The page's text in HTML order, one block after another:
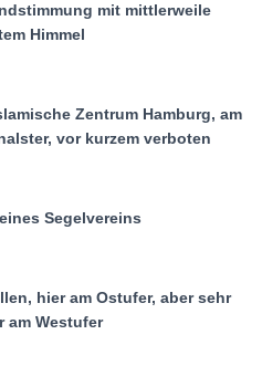
mit mittlerweile
Himmel
Zentrum Hamburg, am
vor kurzem verboten
Segelvereins
hier am Ostufer, aber sehr
am Westufer